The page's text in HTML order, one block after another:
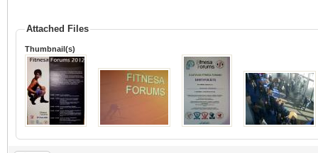
Attached Files
Thumbnail(s)